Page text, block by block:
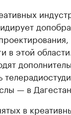
в этой
— в
в